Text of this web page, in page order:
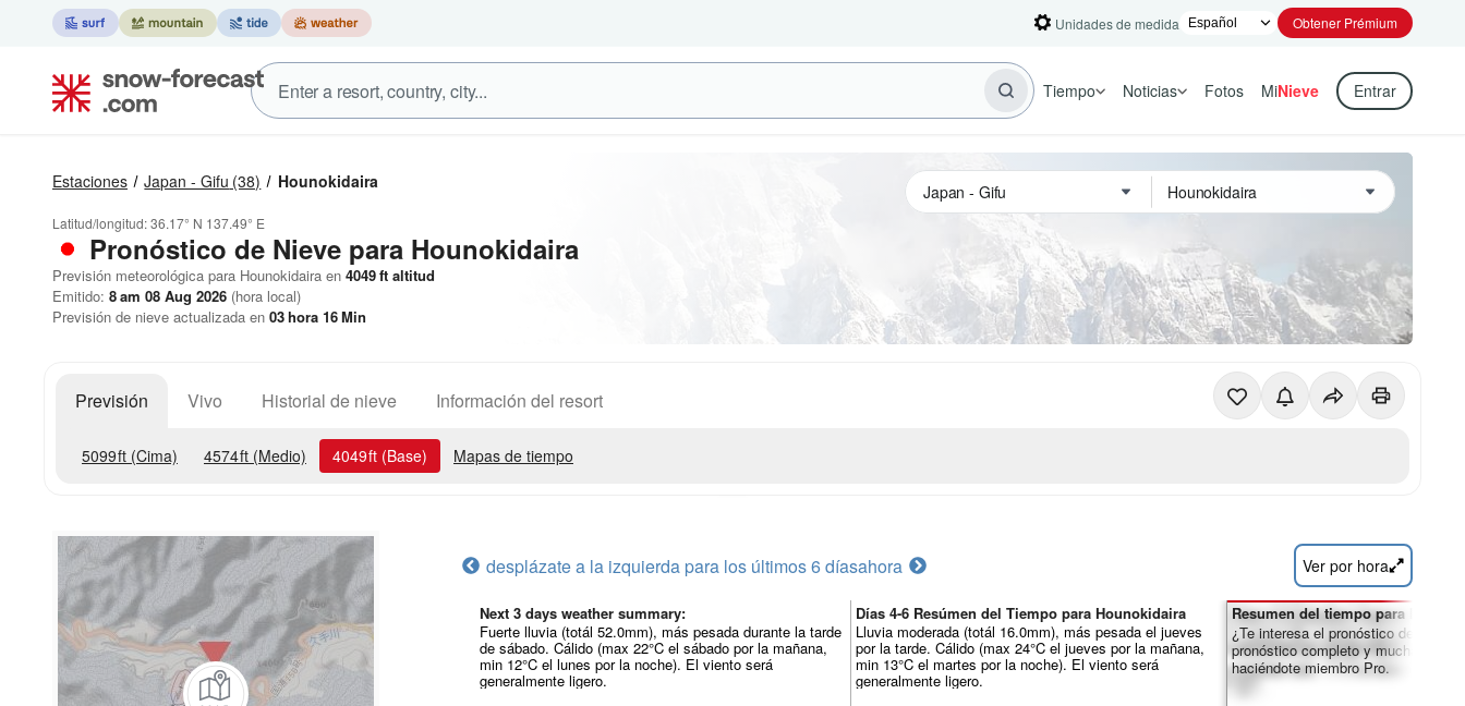
Unidades de medida Obtener Prémium
Tiempo Noticias Fotos MiNieve Entrar
Estaciones Japan - Gifu (38) Hounokidaira
Latitud/longitud:36.17° N 137.49° E
Pronóstico de Nieve para Hounokidaira
Previsión meteorológica para Hounokidaira en 4049ft altitud
Emitido: 8 am 08 Aug 2026 (hora local)
Previsión de nieve actualizada en 03hora 16Min
Previsión Vivo Historial de nieve Información del resort
5099ft (Cima) 4574ft (Medio) 4049ft (Base) Mapas de tiempo
desplázate a la izquierda para los últimos 6 díasahora Ver por hora
Next 3 days weather summary:
Fuerte lluvia (totál 52.0mm), más pesada durante la tarde
de sábado. Cálido (max 22°C el sábado por la mañana,
min 12°C el lunes por la noche). El viento será
generalmente ligero.
Días 4-6 Resúmen del Tiempo para Hounokidaira
Lluvia moderada (totál 16.0mm), más pesada el jueves
por la tarde. Cálido (max 24°C el jueves por la mañana,
min 13°C el martes por la noche). El viento será
generalmente ligero.
Resumen del tiempo para los días
¿Te interesa el pronóstico de 16
pronóstico completo y muchas más
haciéndote miembro Pro.